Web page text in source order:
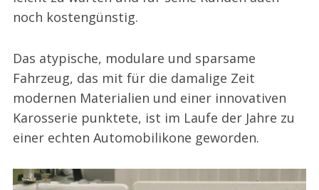
noch kostengünstig.
Das atypische, modulare und sparsame
Fahrzeug, das mit für die damalige Zeit
modernen Materialien und einer innovativen
Karosserie punktete, ist im Laufe der Jahre zu
einer echten Automobilikone geworden.